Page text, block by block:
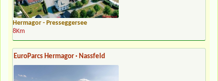
Hermagor - Presseggersee
8Km
EuroParcs Hermagor · Nassfeld